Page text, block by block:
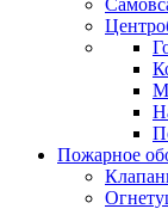
Пожарное